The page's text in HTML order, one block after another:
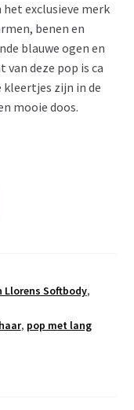
exclusieve merk
benen en
blauwe ogen en
deze pop is ca
kleertjes zijn in de
mooie doos.
Llorens Softbody,
, pop met lang